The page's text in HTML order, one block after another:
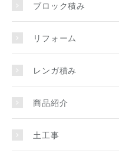
ブロック積み
リフォーム
レンガ積み
商品紹介
土工事